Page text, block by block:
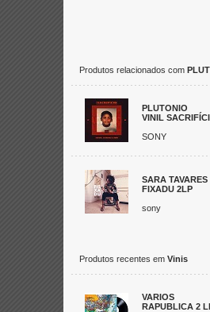
Produtos relacionados com
PLUTONIO
VINIL
SONY
SARA TAVARES
FIXADU 2LP
sony
Produtos recentes em Vinis
VARIOS
RAPUBLICA 2